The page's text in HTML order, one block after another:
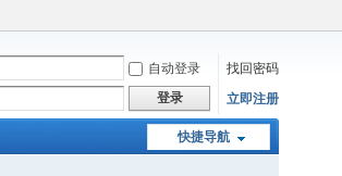
自动登录
找回密码
登录 立即注册
快捷导航